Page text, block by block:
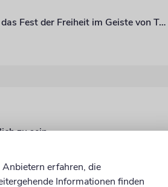
Die Israelitische Kultusgemeinde München und Oberbayern feierte das Fest der Freiheit im Geiste von Tradition und Herzlichkeit
zu sein
erfahren, die
Informationen finden